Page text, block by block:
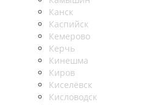
Канск
Каспийск
Кемерово
Керчь
Кинешма
Киров
Киселёвск
Кисловодск